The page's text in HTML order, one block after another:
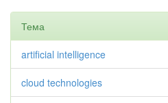
Тема
artificial intelligence
cloud technologies